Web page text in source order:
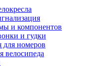
и компонентов
и гудки
для номеров
велосипеда